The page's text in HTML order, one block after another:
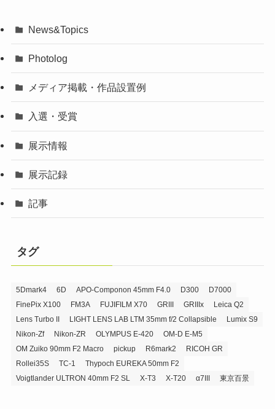
News&Topics
Photolog
メディア掲載・作品設置例
入選・受賞
展示情報
展示記録
記事
タグ
5Dmark4 6D APO-Componon 45mm F4.0 D300
D7000
FinePix X100
FM3A FUJIFILM X70 GRIII GRIIIx
Leica Q2
Lens Turbo II
LIGHT LENS LAB LTM 35mm f/2 Collapsible
Lumix S9
Nikon-Zf
Nikon-ZR OLYMPUS E-420
OM-D E-M5
OM Zuiko 90mm F2 Macro
pickup R6mark2
RICOH GR
Rollei35S
TC-1
Thypoch EUREKA 50mm F2
Voigtlander ULTRON 40mm F2 SL
X-T3 X-T20 α7III 東京百景